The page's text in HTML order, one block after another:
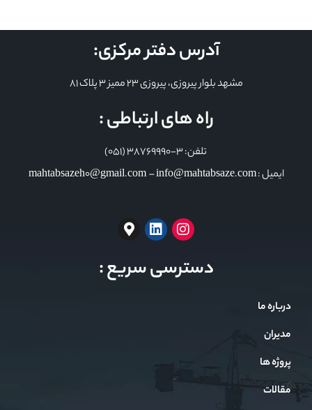
آدرس دفتر مرکزی:
مشهد بلوار پیروزی، پیروزی 23 ممیز 3 پلاک 81
راه های ارتباطی :
تلفن: 3-38769990 (051)
ایمیل : mahtabsazeh0@gmail.com – info@mahtabsaze.com
دسترسی سریع :
درباره ما
مدیران
پروژه ها
مقالات